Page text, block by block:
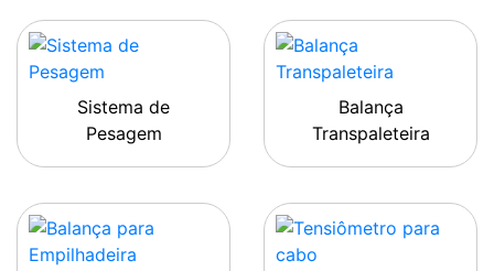
Sistema de
Pesagem
Balança
Transpaleteira